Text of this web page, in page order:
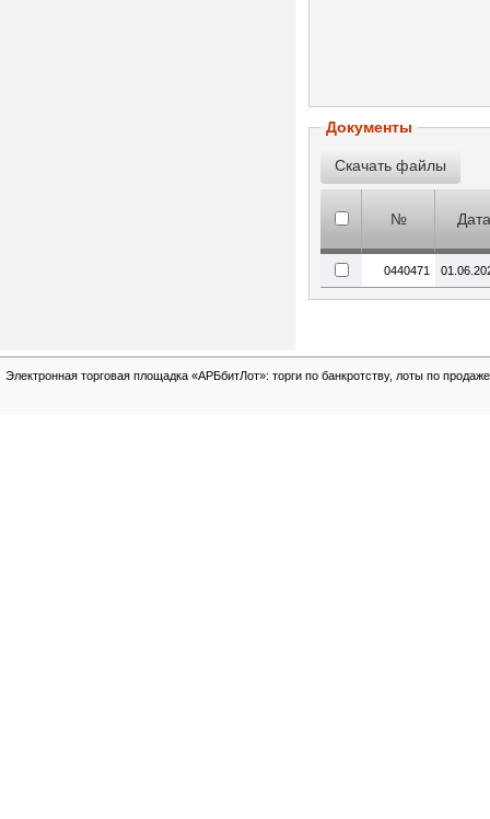
Документы
№
0440471
Электронная торговая площадка «АРБбитЛот»: торги по банкротству, лоты по